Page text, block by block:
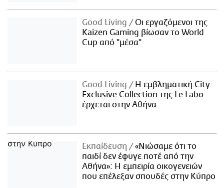
Good Living
Οι εργαζόμενοι της
Kaizen Gaming βίωσαν το World
Cup από "μέσα"
Good Living
Η εμβληματική City
Exclusive Collection της Le Labo
έρχεται στην Αθήνα
Εκπαίδευση
«Νιώσαμε ότι το
παιδί δεν έφυγε ποτέ από την
Αθήνα»: Η εμπειρία οικογενειών
που επέλεξαν σπουδές στην Κύπρο